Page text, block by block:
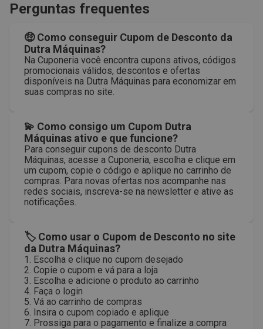
Perguntas frequentes
🤑 Como conseguir Cupom de Desconto da
Dutra Máquinas?
Na Cuponeria você encontra cupons ativos, códigos
promocionais válidos, descontos e ofertas
disponíveis na Dutra Máquinas para economizar em
suas compras no site.
💫 Como consigo um Cupom Dutra
Máquinas ativo e que funcione?
Para conseguir cupons de desconto Dutra
Máquinas, acesse a Cuponeria, escolha e clique em
um cupom, copie o código e aplique no carrinho de
compras. Para novas ofertas nos acompanhe nas
redes sociais, inscreva-se na newsletter e ative as
notificações.
🏷 Como usar o Cupom de Desconto no site
da Dutra Máquinas?
1. Escolha e clique no cupom desejado
2. Copie o cupom e vá para a loja
3. Escolha e adicione o produto ao carrinho
4. Faça o login
5. Vá ao carrinho de compras
6. Insira o cupom copiado e aplique
7. Prossiga para o pagamento e finalize a compra